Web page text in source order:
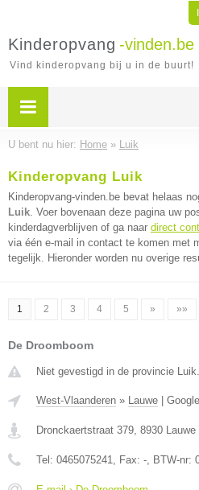
Kinderopvang -vinden.be
Vind kinderopvang bij u in de buurt!
U bent nu hier: Home » Luik
Kinderopvang Luik
Kinderopvang-vinden.be bevat helaas
Luik. Voer bovenaan deze pagina uw
kinderdagverblijven of ga naar direct
via één e-mail in contact te komen met
tegelijk. Hieronder worden nu overige
1 2 3 4 5 » »»
De Droomboom
Niet gevestigd in de provincie Luik.
West-Vlaanderen » Lauwe
Dronckaertstraat 379, 8930 Lauwe
Tel: 0465075241, Fax: -, BTW-nr: